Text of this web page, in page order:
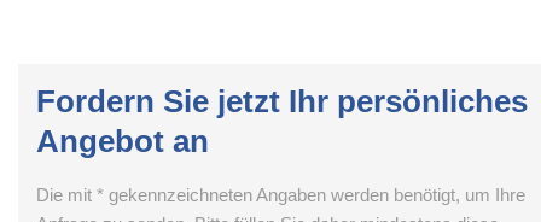
Fordern Sie jetzt Ihr persönliches
Angebot an
Die mit * gekennzeichneten Angaben werden benötigt, um Ihre